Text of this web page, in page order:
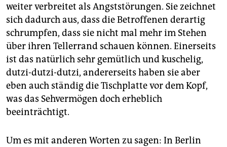
weiter verbreitet als Angststörungen. Sie zeichnet
sich dadurch aus, dass die Betroffenen derartig
schrumpfen, dass sie nicht mal mehr im Stehen
über ihren Tellerrand schauen können. Einerseits
ist das natürlich sehr gemütlich und kuschelig,
dutzi-dutzi-dutzi, andererseits haben sie aber
eben auch ständig die Tischplatte vor dem Kopf,
was das Sehvermögen doch erheblich
beeinträchtigt.
Um es mit anderen Worten zu sagen: In Berlin